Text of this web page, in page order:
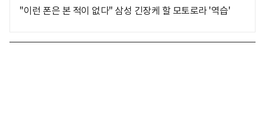
"이런 폰은 본 적이 없다" 삼성 긴장케 할 모토로라 '역습'